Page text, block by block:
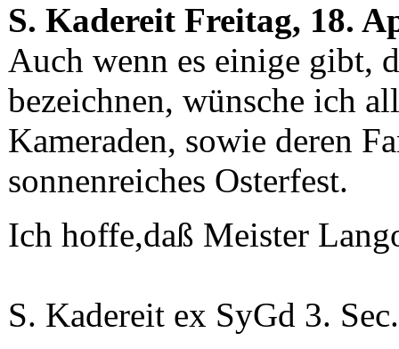
S. Kadereit Freitag, 18.
Auch wenn es einige gibt,
bezeichnen, wünsche ich
Kameraden, sowie deren
sonnenreiches Osterfest.
Ich hoffe,daß Meister
S. Kadereit ex SyGd 3. Sec.